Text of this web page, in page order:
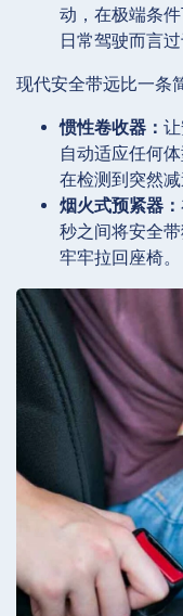
动，在极端条
日常驾驶而言过
现代安全带远比一条
惯性卷收器：
自动适应任何
在检测到突然减
烟火式预紧器：
秒之间将安全
牢牢拉回座椅。